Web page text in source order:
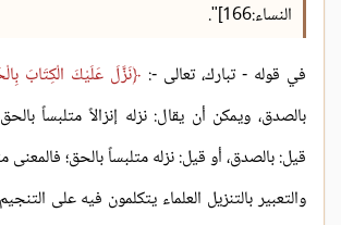
النساء:166]".
في قوله - تبارك، تعالى -: نَزَّلَ عَلَيْكَ الْكِتَابَ
بالصدق، ويمكن أن يقال: نزله إنزالاً متلبساً
قيل: بالصدق، أو قيل: نزله متلبساً بالحق؛ فالمعنى
والتعبير بالتنزيل العلماء يتكلمون فيه على